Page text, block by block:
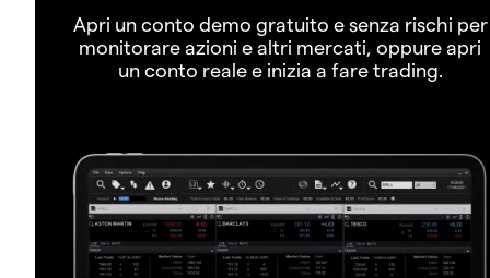
Apri un conto demo gratuito e senza rischi per
monitorare azioni e altri mercati, oppure apri
un conto reale e inizia a fare trading.